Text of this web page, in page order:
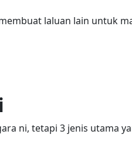
laluan lain untuk
ni, tetapi 3 jenis utama